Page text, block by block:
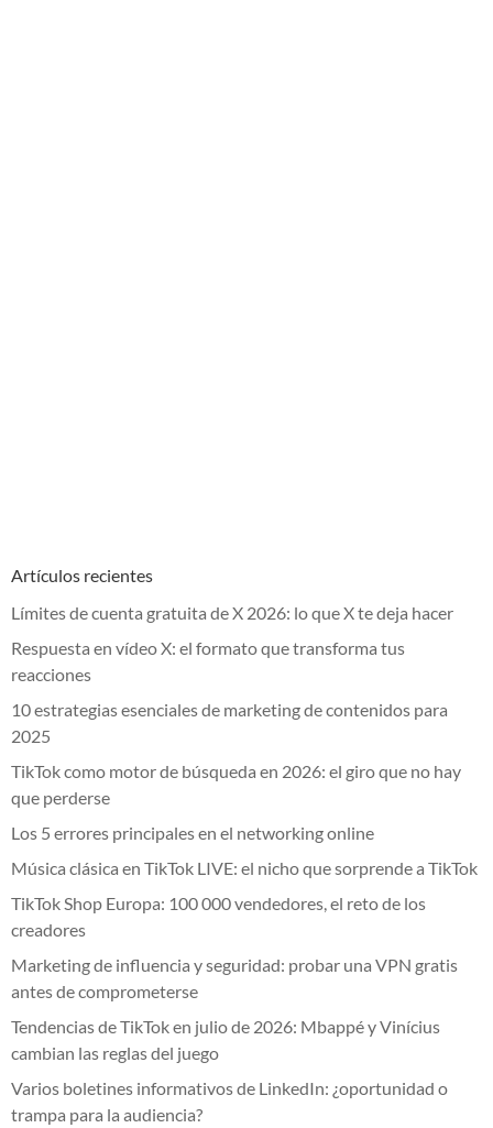
Artículos recientes
Límites de cuenta gratuita de X 2026: lo que X te deja hacer
Respuesta en vídeo X: el formato que transforma tus
reacciones
10 estrategias esenciales de marketing de contenidos para
2025
TikTok como motor de búsqueda en 2026: el giro que no hay
que perderse
Los 5 errores principales en el networking online
Música clásica en TikTok LIVE: el nicho que sorprende a TikTok
TikTok Shop Europa: 100 000 vendedores, el reto de los
creadores
Marketing de influencia y seguridad: probar una VPN gratis
antes de comprometerse
Tendencias de TikTok en julio de 2026: Mbappé y Vinícius
cambian las reglas del juego
Varios boletines informativos de LinkedIn: ¿oportunidad o
trampa para la audiencia?